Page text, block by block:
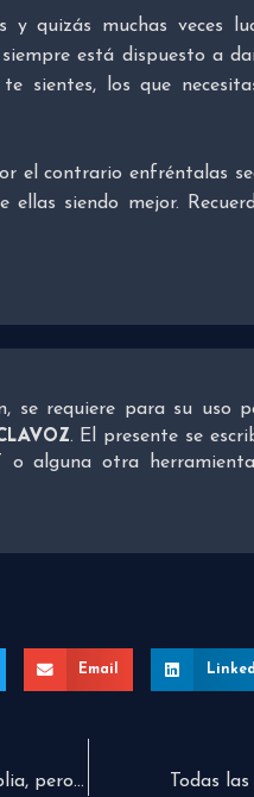
quizás muchas veces
está dispuesto a
sientes, los que
el contrario enfréntalas
siendo mejor.
se requiere para su uso
. El presente se
o alguna otra
Email
3 frases que crees que están en la Biblia, pero no lo están
Todas